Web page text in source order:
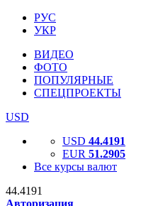
РУС
УКР
ВИДЕО
ФОТО
ПОПУЛЯРНЫЕ
СПЕЦПРОЕКТЫ
USD
USD 44.4191
EUR 51.2905
Все курсы валют
44.4191
Авторизация